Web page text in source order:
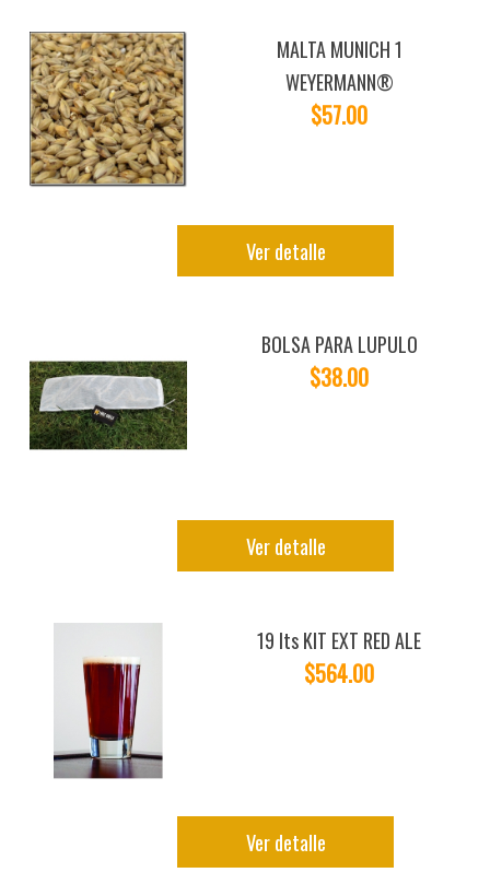
MALTA MUNICH 1
WEYERMANN®
$57.00
Ver detalle
BOLSA PARA LUPULO
$38.00
Ver detalle
19 lts KIT EXT RED ALE
$564.00
Ver detalle